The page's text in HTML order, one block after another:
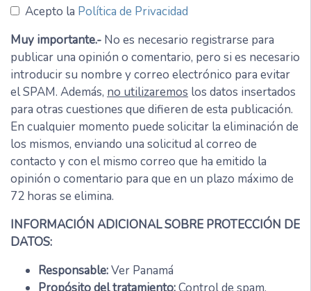
Acepto la Política de Privacidad
Muy importante.- No es necesario registrarse para
publicar una opinión o comentario, pero si es necesario
introducir su nombre y correo electrónico para evitar
el SPAM. Además, no utilizaremos los datos insertados
para otras cuestiones que difieren de esta publicación.
En cualquier momento puede solicitar la eliminación de
los mismos, enviando una solicitud al correo de
contacto y con el mismo correo que ha emitido la
opinión o comentario para que en un plazo máximo de
72 horas se elimina.
INFORMACIÓN ADICIONAL SOBRE PROTECCIÓN DE
DATOS:
Responsable:Ver Panamá
Propósito del tratamiento:Control de spam,